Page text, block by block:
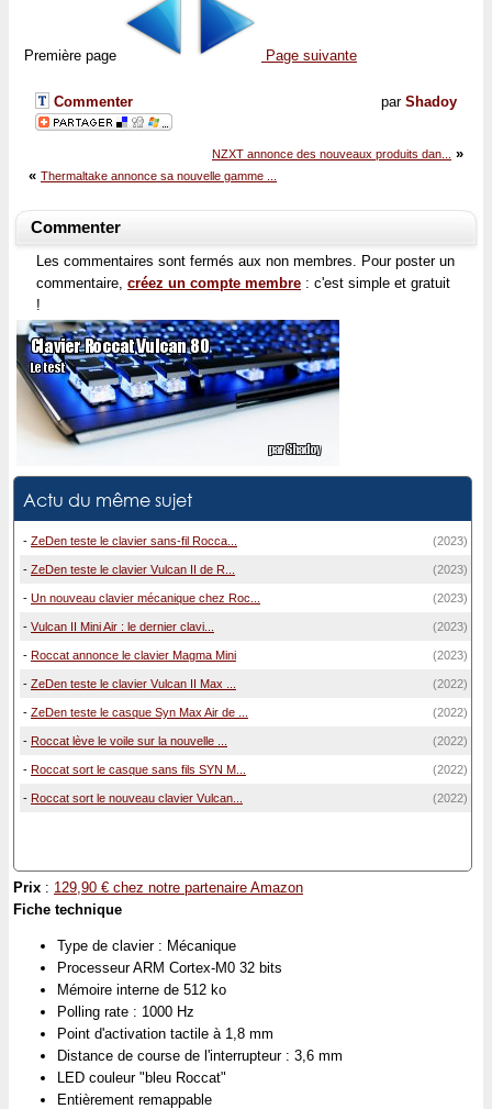
Première page Page suivante
par Shadoy
Commenter
NZXT annonce des nouveaux produits dan...
»
« Thermaltake annonce sa nouvelle gamme ...
Commenter
Les commentaires sont fermés aux non membres. Pour poster un
commentaire, créez un compte membre : c'est simple et gratuit
!
Actu du même sujet
- ZeDen teste le clavier sans-fil Rocca... (2023)
- ZeDen teste le clavier Vulcan II de R... (2023)
- Un nouveau clavier mécanique chez Roc... (2023)
- Vulcan II Mini Air : le dernier clavi... (2023)
- Roccat annonce le clavier Magma Mini (2023)
- ZeDen teste le clavier Vulcan II Max ... (2022)
- ZeDen teste le casque Syn Max Air de ... (2022)
- Roccat lève le voile sur la nouvelle ... (2022)
- Roccat sort le casque sans fils SYN M... (2022)
- Roccat sort le nouveau clavier Vulcan... (2022)
Prix : 129,90 € chez notre partenaire Amazon
Fiche technique
Type de clavier : Mécanique
Processeur ARM Cortex-M0 32 bits
Mémoire interne de 512 ko
Polling rate : 1000 Hz
Point d'activation tactile à 1,8 mm
Distance de course de l'interrupteur : 3,6 mm
LED couleur "bleu Roccat"
Entièrement remappable